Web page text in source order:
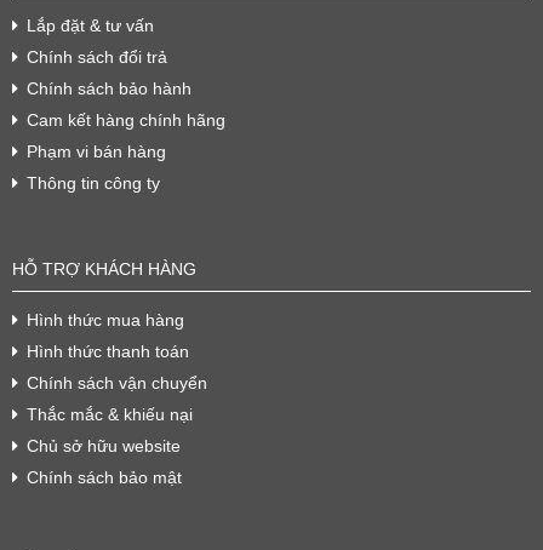
Lắp đặt & tư vấn
Chính sách đổi trả
Chính sách bảo hành
Cam kết hàng chính hãng
Phạm vi bán hàng
Thông tin công ty
HỖ TRỢ KHÁCH HÀNG
Hình thức mua hàng
Hình thức thanh toán
Chính sách vận chuyển
Thắc mắc & khiếu nại
Chủ sở hữu website
Chính sách bảo mật